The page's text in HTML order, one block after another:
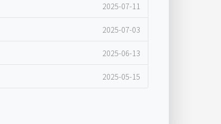
2025-07-11
2025-07-03
2025-06-13
2025-05-15